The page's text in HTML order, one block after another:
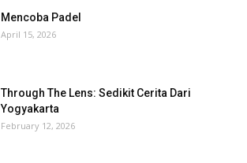
Mencoba Padel
April 15, 2026
Through The Lens: Sedikit Cerita Dari
Yogyakarta
February 12, 2026